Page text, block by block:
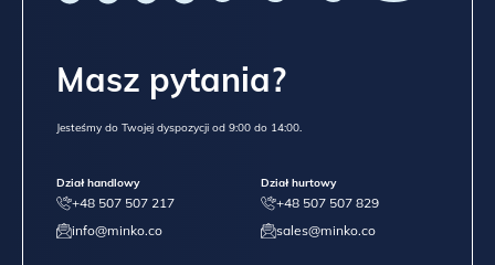
Masz pytania?
Jesteśmy do Twojej dyspozycji od 9:00 do 14:00.
Dział handlowy
+48 507 507 217
info@minko.co
Dział hurtowy
+48 507 507 829
sales@minko.co